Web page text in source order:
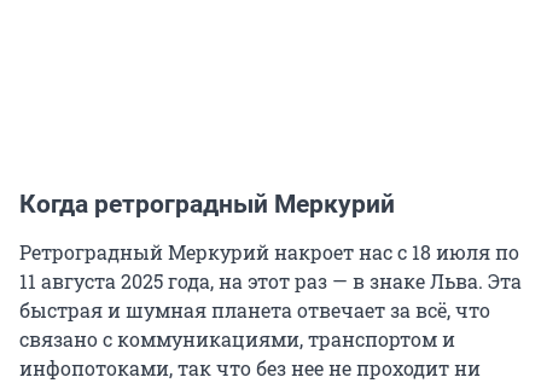
Когда ретроградный Меркурий
Ретроградный Меркурий накроет нас с 18 июля по
11 августа 2025 года, на этот раз — в знаке Льва. Эта
быстрая и шумная планета отвечает за всё, что
связано с коммуникациями, транспортом и
инфопотоками, так что без нее не проходит ни